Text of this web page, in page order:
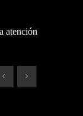
atención
< >